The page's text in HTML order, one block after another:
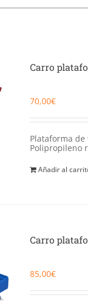
Carro
70,00€
Plataforma
Polipropileno
Añadir al
Carro
85,00€